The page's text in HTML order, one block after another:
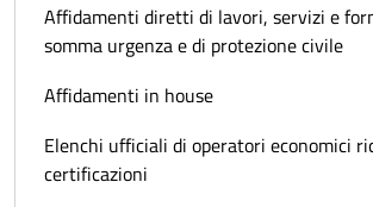
Affidamenti diretti di lavori, servizi e
somma urgenza e di protezione civile
Affidamenti in house
Elenchi ufficiali di operatori economici
certificazioni